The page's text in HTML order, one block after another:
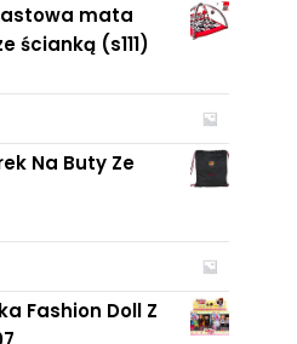
mata
ścianką (s111)
Na Buty Ze
Fashion Doll Z